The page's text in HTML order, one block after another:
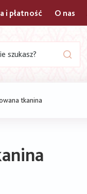
i płatność O nas
tkanina